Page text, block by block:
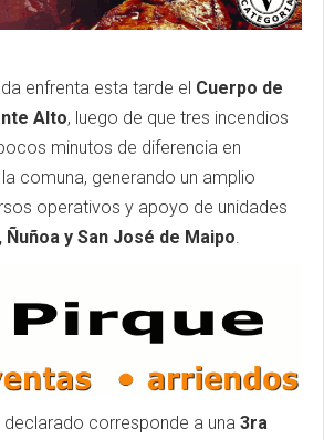
enfrenta esta tarde el Cuerpo de
Alto, luego de que tres incendios
minutos de diferencia en
comuna, generando un amplio
operativos y apoyo de unidades
Ñuñoa y San José de Maipo
declarado corresponde a una 3ra